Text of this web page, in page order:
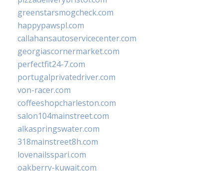
greenstarsmogcheck.com
happypawspl.com
callahansautoservicecenter.com
georgiascornermarket.com
perfectfit24-7.com
portugalprivatedriver.com
von-racer.com
coffeeshopcharleston.com
salon104mainstreet.com
alkaspringswater.com
318mainstreet8h.com
lovenailsspari.com
oakberry-kuwait.com